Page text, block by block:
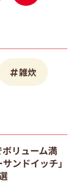
雑炊
リューム満
ンドイッチ」